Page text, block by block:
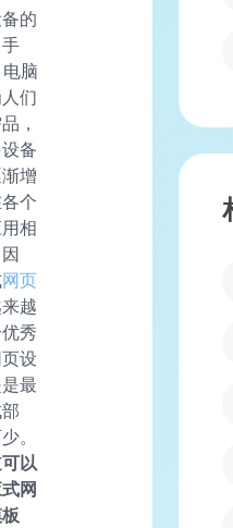
的
脑
们
，
备
增
个
相
网页
越
秀
设
最
。
以
网